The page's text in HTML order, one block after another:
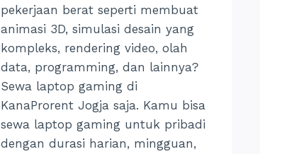
pekerjaan berat seperti membuat
animasi 3D, simulasi desain yang
kompleks, rendering video, olah
data, programming, dan lainnya?
Sewa laptop gaming di
KanaProrent Jogja saja. Kamu bisa
sewa laptop gaming untuk pribadi
dengan durasi harian, mingguan,